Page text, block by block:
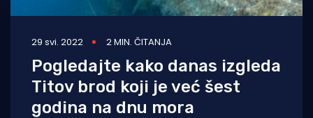
29 svi. 2022 2 MIN. ČITANJA
Pogledajte kako danas izgleda
Titov brod koji je već šest
godina na dnu mora